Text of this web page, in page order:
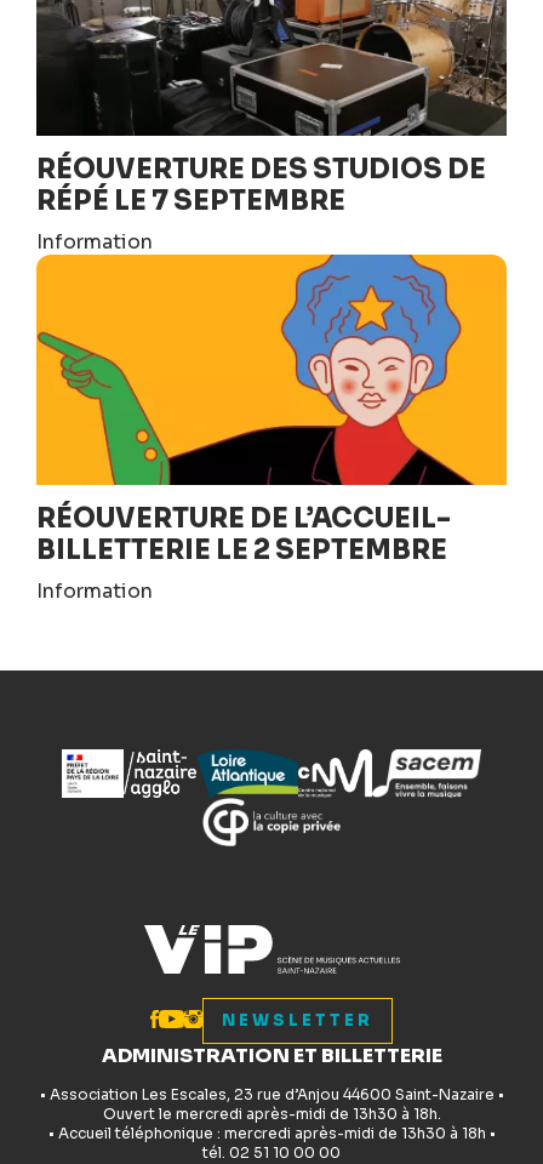
RÉOUVERTURE DES STUDIOS DE
RÉPÉ LE 7 SEPTEMBRE
Information
RÉOUVERTURE DE L’ACCUEIL-
BILLETTERIE LE 2 SEPTEMBRE
Information
NEWSLETTER
ADMINISTRATION ET BILLETTERIE
• Association Les Escales, 23 rue d’Anjou 44600 Saint-Nazaire •
Ouvert le mercredi après-midi de 13h30 à 18h.
• Accueil téléphonique : mercredi après-midi de 13h30 à 18h •
tél. 02 51 10 00 00